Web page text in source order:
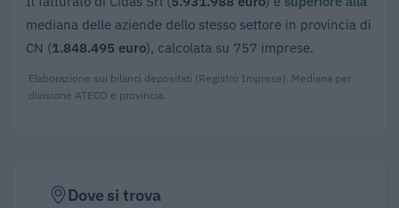
mediana delle aziende dello stesso settore in provincia di
CN (1.848.495 euro), calcolata su 757 imprese.
Elaborazione sui bilanci depositati (Registro Imprese). Mediana per
divisione ATECO e provincia.
Dove si trova